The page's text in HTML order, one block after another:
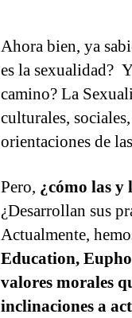
Ahora bien, ya
es la sexualidad?
camino? La
culturales,
orientaciones de
Pero, ¿cómo las y
¿Desarrollan sus
Actualmente,
Education,
valores morales
inclinaciones a